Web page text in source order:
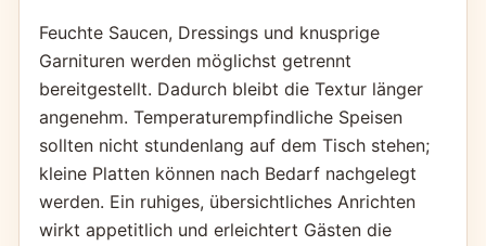
Feuchte Saucen, Dressings und knusprige
Garnituren werden möglichst getrennt
bereitgestellt. Dadurch bleibt die Textur länger
angenehm. Temperaturempfindliche Speisen
sollten nicht stundenlang auf dem Tisch stehen;
kleine Platten können nach Bedarf nachgelegt
werden. Ein ruhiges, übersichtliches Anrichten
wirkt appetitlich und erleichtert Gästen die